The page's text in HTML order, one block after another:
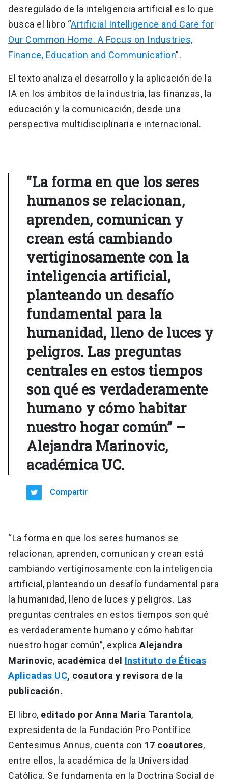
desregulado de la inteligencia artificial es lo que
busca el libro “Artificial Intelligence and Care for
Our Common Home. A Focus on Industries,
Finance, Education and Communication”.
El texto analiza el desarrollo y la aplicación de la
IA en los ámbitos de la industria, las finanzas, la
educación y la comunicación, desde una
perspectiva multidisciplinaria e internacional.
“La forma en que los seres
humanos se relacionan,
aprenden, comunican y
crean está cambiando
vertiginosamente con la
inteligencia artificial,
planteando un desafío
fundamental para la
humanidad, lleno de luces y
peligros. Las preguntas
centrales en estos tiempos
son qué es verdaderamente
humano y cómo habitar
nuestro hogar común” –
Alejandra Marinovic,
académica UC.
Compartir
“La forma en que los seres humanos se
relacionan, aprenden, comunican y crean está
cambiando vertiginosamente con la inteligencia
artificial, planteando un desafío fundamental para
la humanidad, lleno de luces y peligros. Las
preguntas centrales en estos tiempos son qué
es verdaderamente humano y cómo habitar
nuestro hogar común”, explica Alejandra
Marinovic, académica del Instituto de Éticas
Aplicadas UC, coautora y revisora de la
publicación.
El libro, editado por Anna Maria Tarantola,
expresidenta de la Fundación Pro Pontífice
Centesimus Annus, cuenta con 17 coautores,
entre ellos, la académica de la Universidad
Católica. Se fundamenta en la Doctrina Social de